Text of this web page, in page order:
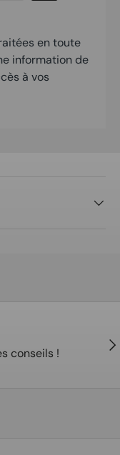
en toute
information de
à vos
conseils !